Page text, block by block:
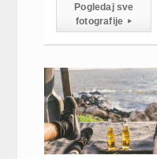
Pogledaj sve
fotografije▸